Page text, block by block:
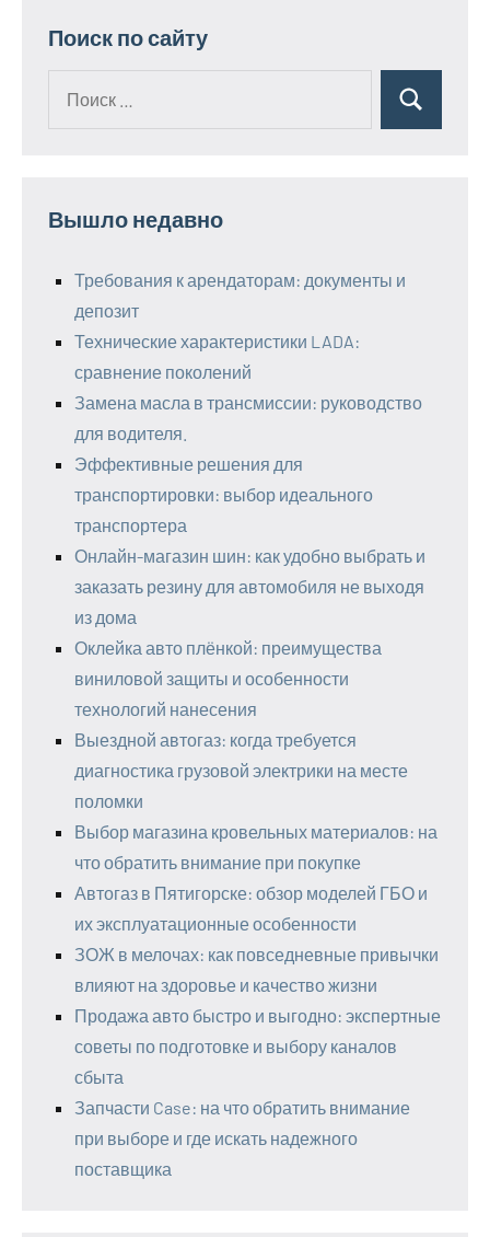
Поиск по сайту
Поиск
Вышло недавно
Требования к арендаторам: документы и
депозит
Технические характеристики LADA:
сравнение поколений
Замена масла в трансмиссии: руководство
для водителя.
Эффективные решения для
транспортировки: выбор идеального
транспортера
Онлайн-магазин шин: как удобно выбрать и
заказать резину для автомобиля не выходя
из дома
Оклейка авто плёнкой: преимущества
виниловой защиты и особенности
технологий нанесения
Выездной автогаз: когда требуется
диагностика грузовой электрики на месте
поломки
Выбор магазина кровельных материалов: на
что обратить внимание при покупке
Автогаз в Пятигорске: обзор моделей ГБО и
их эксплуатационные особенности
ЗОЖ в мелочах: как повседневные привычки
влияют на здоровье и качество жизни
Продажа авто быстро и выгодно: экспертные
советы по подготовке и выбору каналов
сбыта
Запчасти Case: на что обратить внимание
при выборе и где искать надежного
поставщика